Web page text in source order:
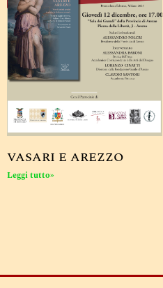
VASARI E AREZZO
Leggi tutto»